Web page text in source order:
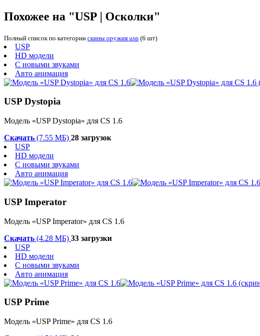
Похожее на "USP | Осколки"
Полный список по категории скины оружия usp (6 шт)
USP
HD модели
С новыми звуками
Авто анимация
USP Dystopia
Модель «USP Dystopia» для CS 1.6
Скачать (7.55 МБ) 28 загрузок
USP
HD модели
С новыми звуками
Авто анимация
USP Imperator
Модель «USP Imperator» для CS 1.6
Скачать (4.28 МБ) 33 загрузки
USP
HD модели
С новыми звуками
Авто анимация
USP Prime
Модель «USP Prime» для CS 1.6